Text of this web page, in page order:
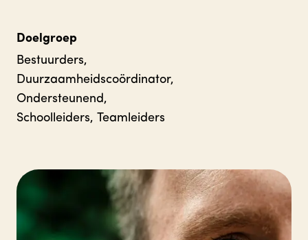
Doelgroep
Bestuurders,
Duurzaamheidscoördinator,
Ondersteunend,
Schoolleiders, Teamleiders